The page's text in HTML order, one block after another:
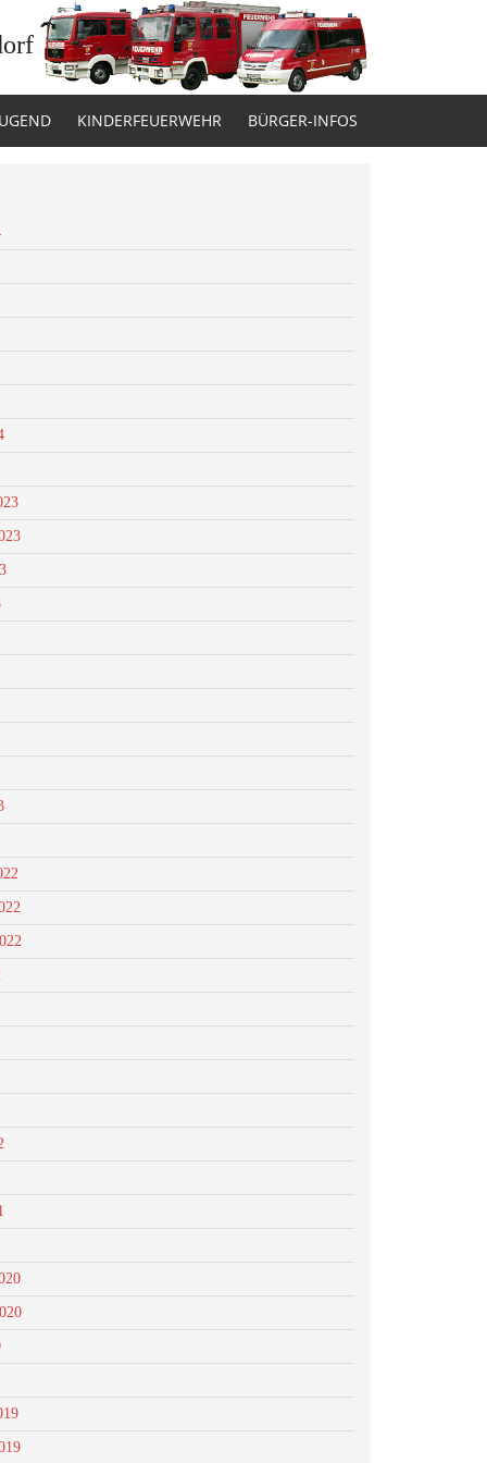
KINDERFEUERWEHR BÜRGER-INFOS